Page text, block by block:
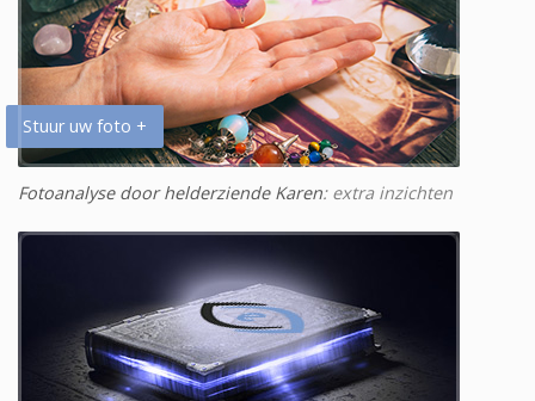
Stuur uw foto +
Fotoanalyse door helderziende Karen: extra inzichten